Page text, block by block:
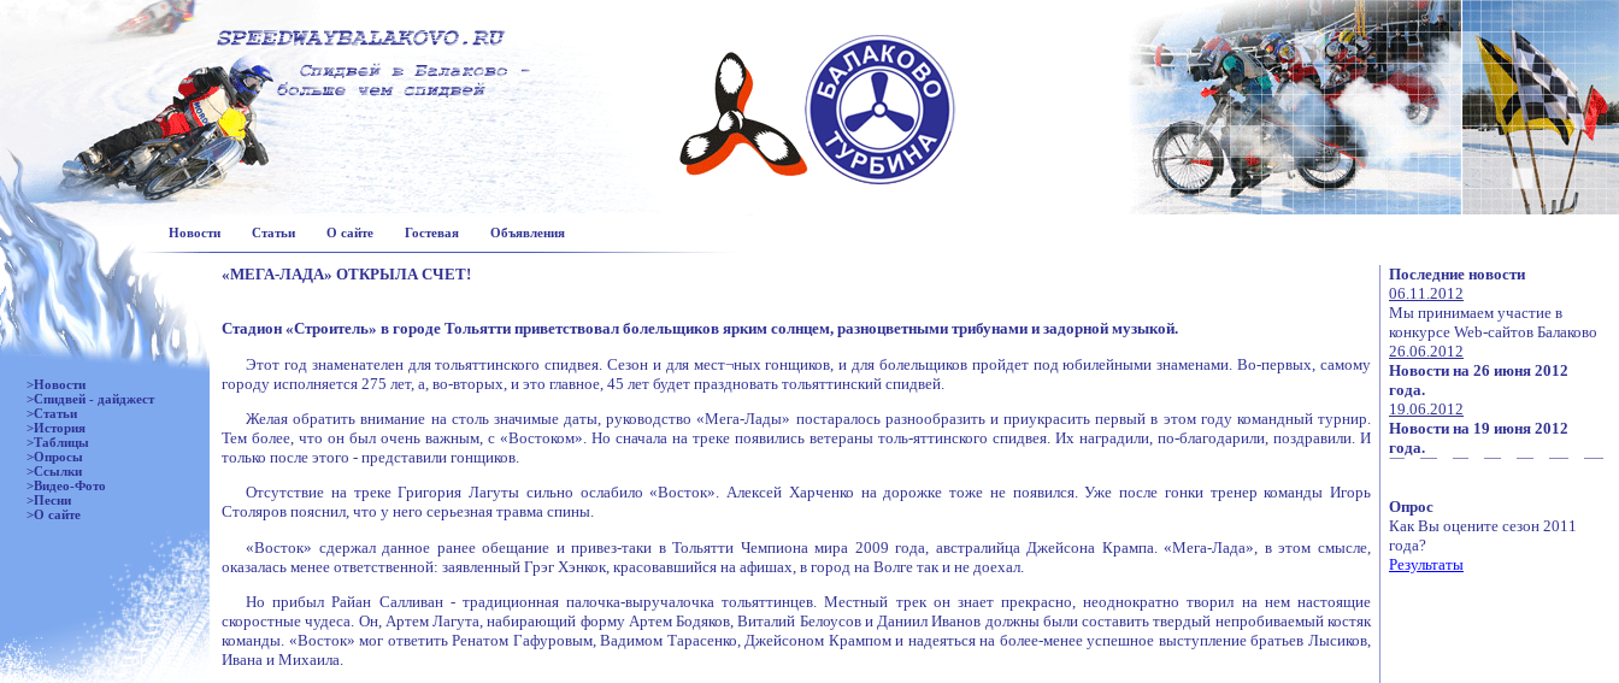
Новости Статьи О сайте Гостевая Объявления
>Новости
>Спидвей - дайджест
>Статьи
>История
>Таблицы
>Опросы
>Ссылки
>Видео-Фото
>Песни
>О сайте
«МЕГА-ЛАДА» ОТКРЫЛА СЧЕТ!
Стадион «Строитель» в городе Тольятти приветствовал болельщиков ярким солнцем, разноцветными трибунами и задорной музыкой.
Этот год знаменателен для тольяттинского спидвея. Сезон и для мест¬ных гонщиков, и для болельщиков пройдет под юбилейными знаменами. Во-первых, самому
городу исполняется 275 лет, а, во-вторых, и это главное, 45 лет будет праздновать тольяттинский спидвей.
Желая обратить внимание на столь значимые даты, руководство «Мега-Лады» постаралось разнообразить и приукрасить первый в этом году командный турнир.
Тем более, что он был очень важным, с «Востоком». Но сначала на треке появились ветераны толь-яттинского спидвея. Их наградили, по-благодарили, поздравили. И
только после этого - представили гонщиков.
Отсутствие на треке Григория Лагуты сильно ослабило «Восток». Алексей Харченко на дорожке тоже не появился. Уже после гонки тренер команды Игорь
Столяров пояснил, что у него серьезная травма спины.
«Восток» сдержал данное ранее обещание и привез-таки в Тольятти Чемпиона мира 2009 года, австралийца Джейсона Крампа. «Мега-Лада», в этом смысле,
оказалась менее ответственной: заявленный Грэг Хэнкок, красовавшийся на афишах, в город на Волге так и не доехал.
Но прибыл Райан Салливан - традиционная палочка-выручалочка тольяттинцев. Местный трек он знает прекрасно, неоднократно творил на нем настоящие
скоростные чудеса. Он, Артем Лагута, набирающий форму Артем Бодяков, Виталий Белоусов и Даниил Иванов должны были составить твердый непробиваемый костяк
команды. «Восток» мог ответить Ренатом Гафуровым, Вадимом Тарасенко, Джейсоном Крампом и надеяться на более-менее успешное выступление братьев Лысиков,
Ивана и Михаила.
Последние новости
06.11.2012
Мы принимаем участие в
конкурсе Web-сайтов Балаково
26.06.2012
Новости на 26 июня 2012
года.
19.06.2012
Новости на 19 июня 2012
года.
Опрос
Как Вы оцените сезон 2011
года?
Результаты